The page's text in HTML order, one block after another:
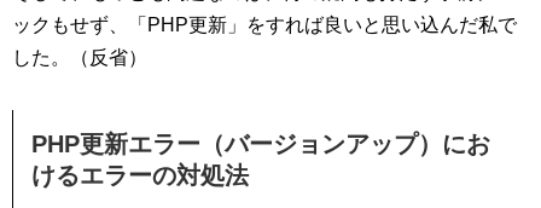
ックもせず、「PHP更新」をすれば良いと思い込んだ私で
した。（反省）
PHP更新エラー（バージョンアップ）にお
けるエラーの対処法